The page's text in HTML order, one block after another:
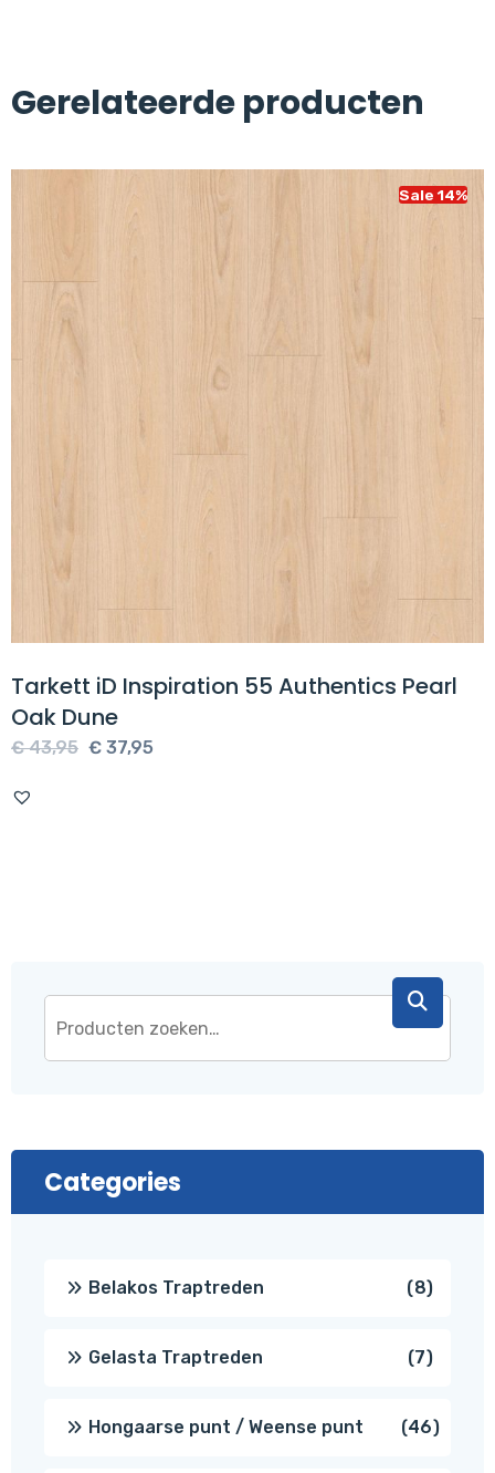
Gerelateerde producten
Sale 14%
Tarkett iD Inspiration 55 Authentics Pearl
Oak Dune
€43,95 Oorspronkelijke
€ 37,95
Categories
Belakos Traptreden 88
Gelasta Traptreden 77
Hongaarse punt / Weense punt 4646